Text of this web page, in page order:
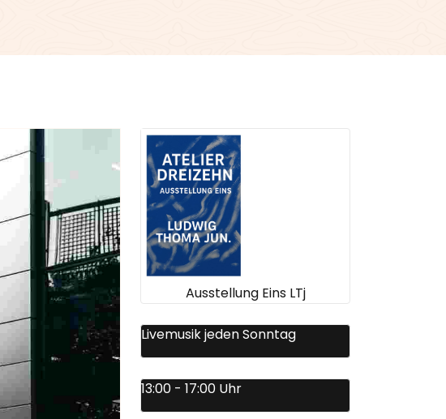
Ausstellung Eins LTj
Livemusik jeden Sonntag
13:00 - 17:00 Uhr